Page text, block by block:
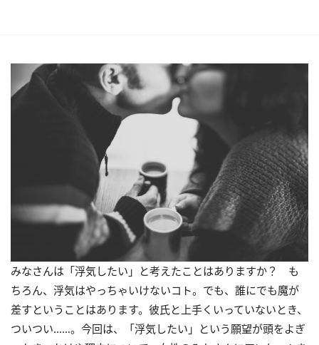
みなさんは「浮気したい」と考えたことはありますか？ も
ちろん、浮気はやっちゃいけないコト。でも、誰にでも魔が
差すということはあります。彼氏と上手くいっていないとき、
ついつい……。今回は、「浮気したい」という願望が頭をよぎ